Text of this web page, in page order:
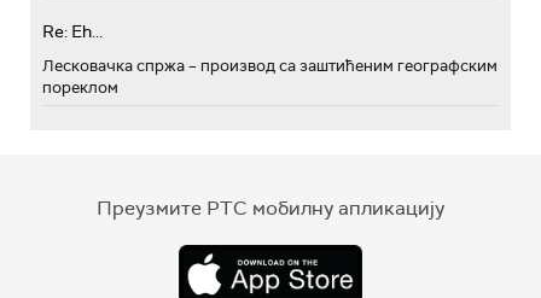
Re: Eh...
Лесковачка спржа – производ са заштићеним географским
пореклом
Преузмите РТС мобилну апликацију